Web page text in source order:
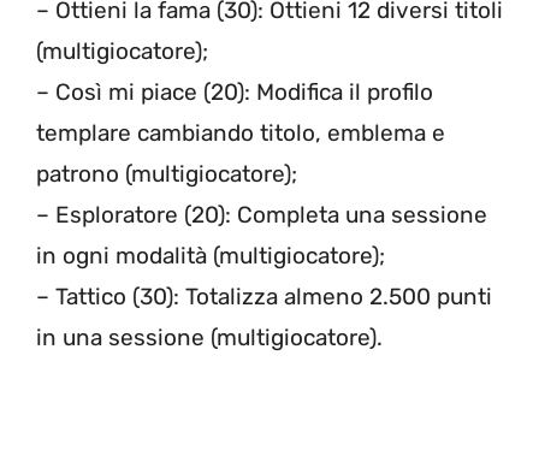
– Ottieni la fama (30): Ottieni 12 diversi titoli
(multigiocatore);
– Così mi piace (20): Modifica il profilo
templare cambiando titolo, emblema e
patrono (multigiocatore);
– Esploratore (20): Completa una sessione
in ogni modalità (multigiocatore);
– Tattico (30): Totalizza almeno 2.500 punti
in una sessione (multigiocatore).